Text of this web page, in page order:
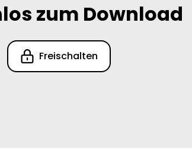
zum Download
Freischalten